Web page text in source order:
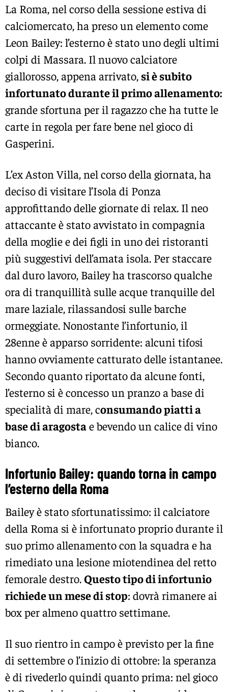
La Roma, nel corso della sessione estiva di
calciomercato, ha preso un elemento come
Leon Bailey: l’esterno è stato uno degli ultimi
colpi di Massara. Il nuovo calciatore
giallorosso, appena arrivato, si è subito
infortunato durante il primo allenamento:
grande sfortuna per il ragazzo che ha tutte le
carte in regola per fare bene nel gioco di
Gasperini.
L’ex Aston Villa, nel corso della giornata, ha
deciso di visitare l’Isola di Ponza
approfittando delle giornate di relax. Il neo
attaccante è stato avvistato in compagnia
della moglie e dei figli in uno dei ristoranti
più suggestivi dell’amata isola. Per staccare
dal duro lavoro, Bailey ha trascorso qualche
ora di tranquillità sulle acque tranquille del
mare laziale, rilassandosi sulle barche
ormeggiate. Nonostante l’infortunio, il
28enne è apparso sorridente: alcuni tifosi
hanno ovviamente catturato delle istantanee.
Secondo quanto riportato da alcune fonti,
l’esterno si è concesso un pranzo a base di
specialità di mare, consumando piatti a
base di aragostae bevendo un calice di vino
bianco.
Infortunio Bailey: quando torna in campo
l’esterno della Roma
Bailey è stato sfortunatissimo: il calciatore
della Roma si è infortunato proprio durante il
suo primo allenamento con la squadra e ha
rimediato una lesione miotendinea del retto
femorale destro.Questo tipo di infortunio
richiede un mese di stop: dovrà rimanere ai
box per almeno quattro settimane.
Il suo rientro in campo è previsto per la fine
di settembre o l’inizio di ottobre: la speranza
è di rivederlo quindi quanto prima: nel gioco